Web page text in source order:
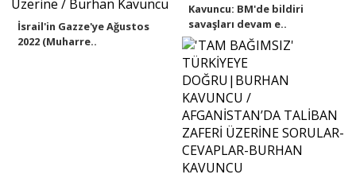
İsrail'in Gazze'ye Ağustos
2022 (Muharre..
Kavuncu: BM'de bildiri
savaşları devam e..